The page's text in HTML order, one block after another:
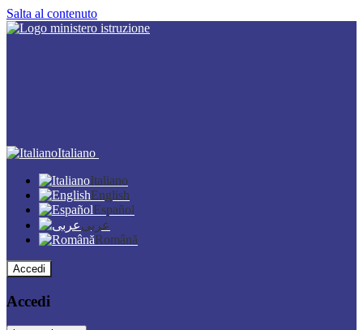
Salta al contenuto
Italiano
Italiano
English
Español
عربى
Română
Accedi
Accedi